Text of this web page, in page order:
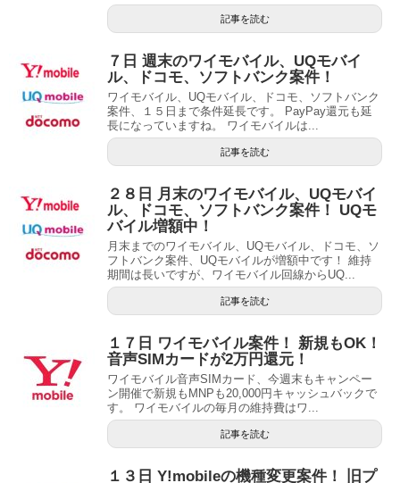
記事を読む
７日 週末のワイモバイル、UQモバイ
ル、ドコモ、ソフトバンク案件！
ワイモバイル、UQモバイル、ドコモ、ソフトバンク
案件、１５日まで条件延長です。 PayPay還元も延
長になっていますね。 ワイモバイルは...
記事を読む
２８日 月末のワイモバイル、UQモバイ
ル、ドコモ、ソフトバンク案件！ UQモ
バイル増額中！
月末までのワイモバイル、UQモバイル、ドコモ、ソ
フトバンク案件、UQモバイルが増額中です！ 維持
期間は長いですが、ワイモバイル回線からUQ...
記事を読む
１７日 ワイモバイル案件！ 新規もOK！
音声SIMカードが2万円還元！
ワイモバイル音声SIMカード、今週末もキャンペー
ン開催で新規もMNPも20,000円キャッシュバックで
す。 ワイモバイルの毎月の維持費はワ...
記事を読む
１３日 Y!mobileの機種変更案件！ 旧プ